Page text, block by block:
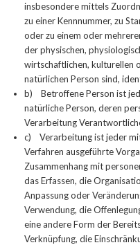
insbesondere mittels
zu einer Kennnummer, zu
oder zu einem oder
der physischen,
wirtschaftlichen, kulturellen
natürlichen Person sind,
b) Betroffene Person ist
natürliche Person, deren
Verarbeitung
c) Verarbeitung ist jeder
Verfahren ausgeführte
Zusammenhang mit
das Erfassen, die
Anpassung oder
Verwendung, die
eine andere Form der
Verknüpfung, die